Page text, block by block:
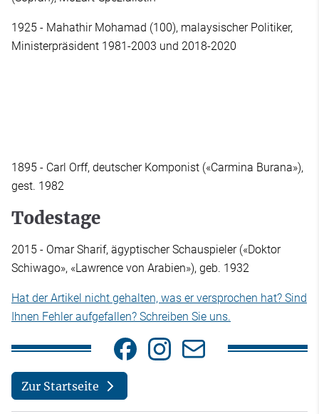
1925 - Mahathir Mohamad (100), malaysischer Politiker,
Ministerpräsident 1981-2003 und 2018-2020
1895 - Carl Orff, deutscher Komponist («Carmina Burana»),
gest. 1982
Todestage
2015 - Omar Sharif, ägyptischer Schauspieler («Doktor
Schiwago», «Lawrence von Arabien»), geb. 1932
Hat der Artikel nicht gehalten, was er versprochen hat? Sind
Ihnen Fehler aufgefallen? Schreiben Sie uns.
Zur Startseite